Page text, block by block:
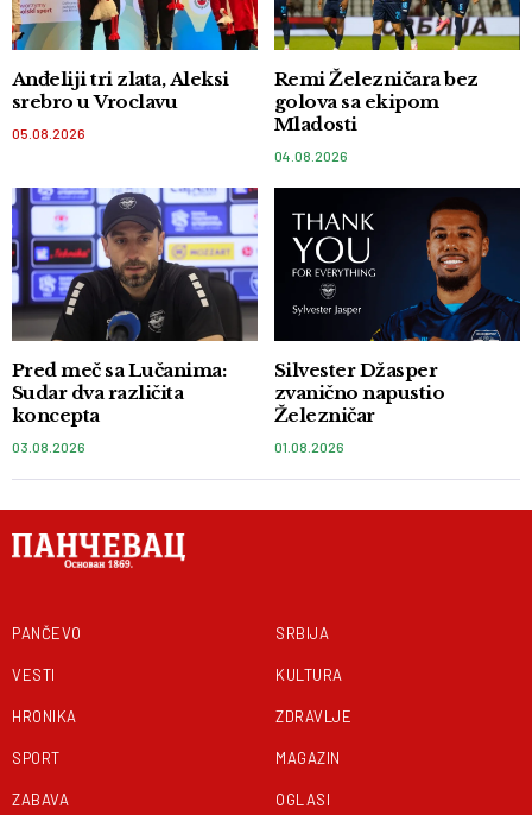
Anđeliji tri zlata, Aleksi
srebro u Vroclavu
05.08.2026
Remi Železničara bez
golova sa ekipom
Mladosti
04.08.2026
Pred meč sa Lučanima:
Sudar dva različita
koncepta
03.08.2026
Silvester Džasper
zvanično napustio
Železničar
01.08.2026
PANČEVO
VESTI
HRONIKA
SPORT
ZABAVA
SRBIJA
KULTURA
ZDRAVLJE
MAGAZIN
OGLASI